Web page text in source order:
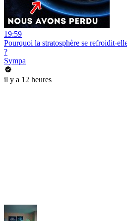
19:59
Pourquoi la stratosphère se refroidit-
?
Sympa
il y a 12 heures